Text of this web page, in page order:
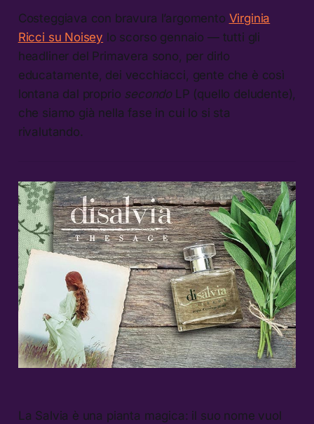
Costeggiava con bravura l’argomento Virginia
Ricci su Noisey lo scorso gennaio — tutti gli
headliner del Primavera sono, per dirlo
educatamente, dei vecchiacci, gente che è così
lontana dal proprio secondoLP (quello deludente),
che siamo già nella fase in cui lo si sta
rivalutando.
La Salvia è una pianta magica: il suo nome vuol